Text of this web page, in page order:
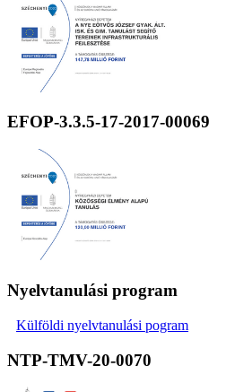
EFOP-3.3.5-17-2017-00069
Nyelvtanulási program
Külföldi nyelvtanulási pogram
NTP-TMV-20-0070